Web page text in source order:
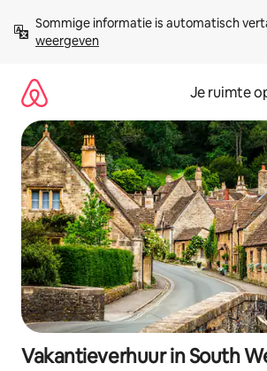
direct
naar
Sommige informatie is automatisch
weergeven
Je ruimte
Vakantieverhuur in South